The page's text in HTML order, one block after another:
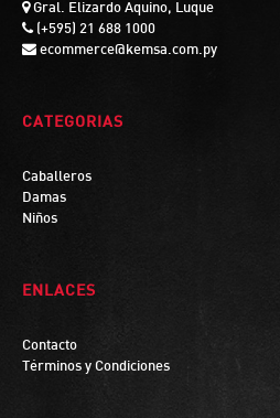
Gral. Elizardo Aquino, Luque
(+595) 21 688 1000
ecommerce@kemsa.com.py
CATEGORIAS
Caballeros
Damas
Niños
ENLACES
Contacto
Términos y Condiciones